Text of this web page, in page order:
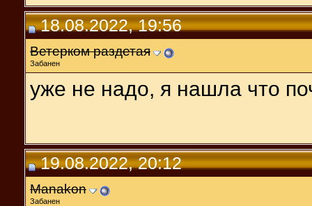
18.08.2022, 19:56
Ветерком раздетая
Забанен
уже не надо, я нашла что
19.08.2022, 20:12
Manakon
Забанен